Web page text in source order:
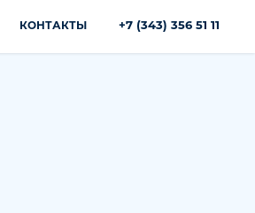
КОНТАКТЫ +7 (343) 356 51 11